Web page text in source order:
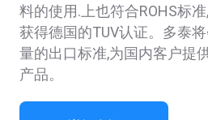
料的使用.上也符合ROHS标
获得德国的TUV认证。多泰
量的出口标准,为国内客户提
产品。